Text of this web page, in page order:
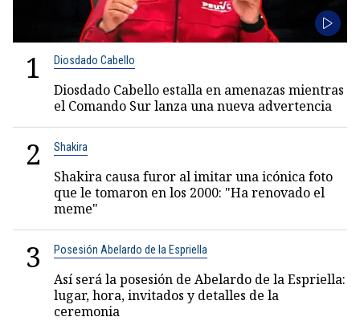
1 Diosdado Cabello
Diosdado Cabello estalla en amenazas mientras
el Comando Sur lanza una nueva advertencia
2 Shakira
Shakira causa furor al imitar una icónica foto
que le tomaron en los 2000: "Ha renovado el
meme"
3 Posesión Abelardo de la Espriella
Así será la posesión de Abelardo de la Espriella:
lugar, hora, invitados y detalles de la
ceremonia